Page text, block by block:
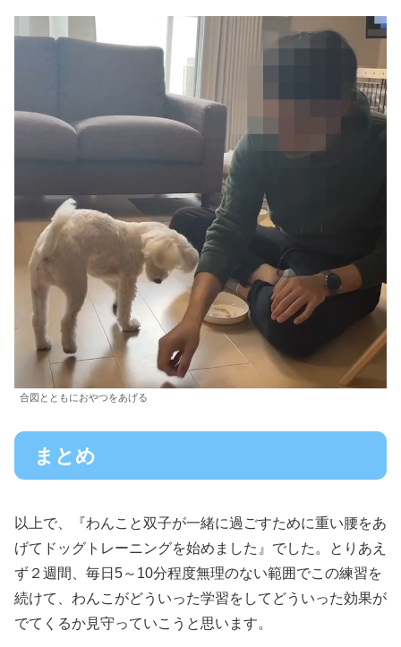
合図とともにおやつをあげる
まとめ
以上で、『わんこと双子が一緒に過ごすために重い腰をあ
げてドッグトレーニングを始めました』でした。とりあえ
ず２週間、毎日5～10分程度無理のない範囲でこの練習を
続けて、わんこがどういった学習をしてどういった効果が
でてくるか見守っていこうと思います。